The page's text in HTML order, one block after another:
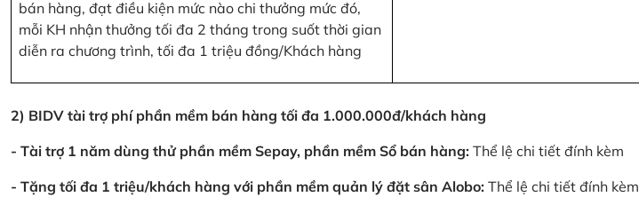
bán hàng, đạt điều kiện mức nào chi thưởng mức đó,
mỗi KH nhận thưởng tối đa 2 tháng trong suốt thời gian
diễn ra chương trình, tối đa 1 triệu đồng/Khách hàng
2) BIDV tài trợ phí phần mềm bán hàng tối đa 1.000.000đ/khách hàng
- Tài trợ 1 năm dùng thử phần mềm Sepay, phần mềm Sổ bán hàng: Thể lệ chi tiết đính kèm
- Tặng tối đa 1 triệu/khách hàng với phần mềm quản lý đặt sân Alobo: Thể lệ chi tiết đính kèm